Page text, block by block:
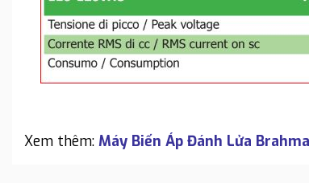
Xem thêm: Máy Biến Áp Đánh Lửa